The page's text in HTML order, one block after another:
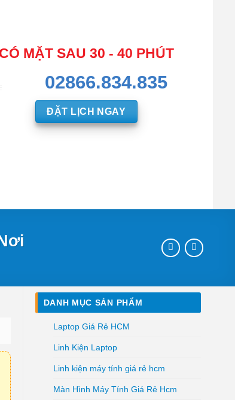
CÓ MẶT SAU 30 - 40 PHÚT
02866.834.835
ĐẶT LỊCH NGAY
DANH MỤC SẢN PHẨM
Laptop Giá Rẻ HCM
Linh Kiện Laptop
Linh kiện máy tính giá rẻ hcm
Màn Hình Máy Tính Giá Rẻ Hcm